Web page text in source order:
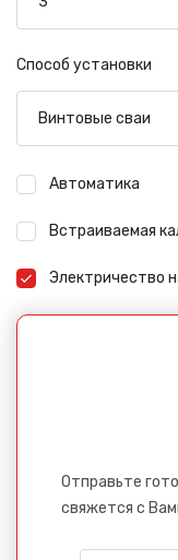
Способ установки
Автоматика
Встраиваемая
Электричество
Отправьте
свяжется с